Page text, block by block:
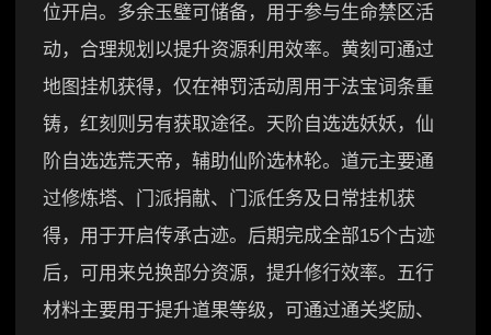
位开启。多余玉璧可储备，用于参与生命禁区活
动，合理规划以提升资源利用效率。黄刻可通过
地图挂机获得，仅在神罚活动周用于法宝词条重
铸，红刻则另有获取途径。天阶自选选妖妖，仙
阶自选选荒天帝，辅助仙阶选林轮。道元主要通
过修炼塔、门派捐献、门派任务及日常挂机获
得，用于开启传承古迹。后期完成全部15个古迹
后，可用来兑换部分资源，提升修行效率。五行
材料主要用于提升道果等级，可通过通关奖励、